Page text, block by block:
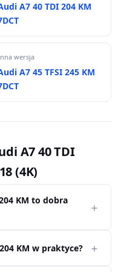
A7 40 TDI 204 KM
wersja
A7 45 TFSI 245 KM
A7 40 TDI
(4K)
KM to dobra
KM w praktyce?